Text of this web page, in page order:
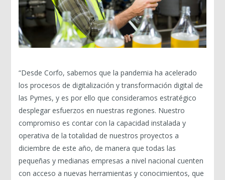
“Desde Corfo, sabemos que la pandemia ha acelerado
los procesos de digitalización y transformación digital de
las Pymes, y es por ello que consideramos estratégico
desplegar esfuerzos en nuestras regiones. Nuestro
compromiso es contar con la capacidad instalada y
operativa de la totalidad de nuestros proyectos a
diciembre de este año, de manera que todas las
pequeñas y medianas empresas a nivel nacional cuenten
con acceso a nuevas herramientas y conocimientos, que